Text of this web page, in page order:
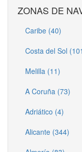
ZONAS DE
Caribe (40)
Costa del Sol
Melilla (11)
A Coruña (73)
Adriático (4)
Alicante (344)